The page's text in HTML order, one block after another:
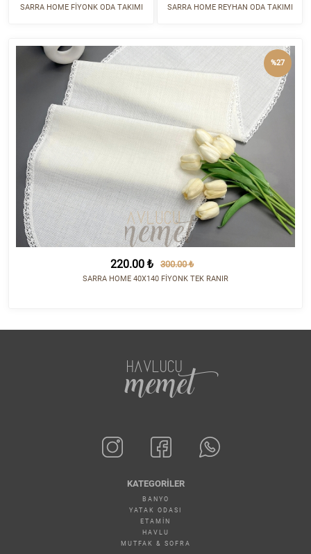
SARRA HOME FİYONK ODA TAKIMI SARRA HOME REYHAN ODA TAKIMI
220.00 ₺ 300.00 ₺
SARRA HOME 40X140 FİYONK TEK RANIR
%27
HAVLUCU
memet
KATEGORILER
BANYO
YATAK ODASI
ETAMİN
HAVLU
MUTFAK & SOFRA